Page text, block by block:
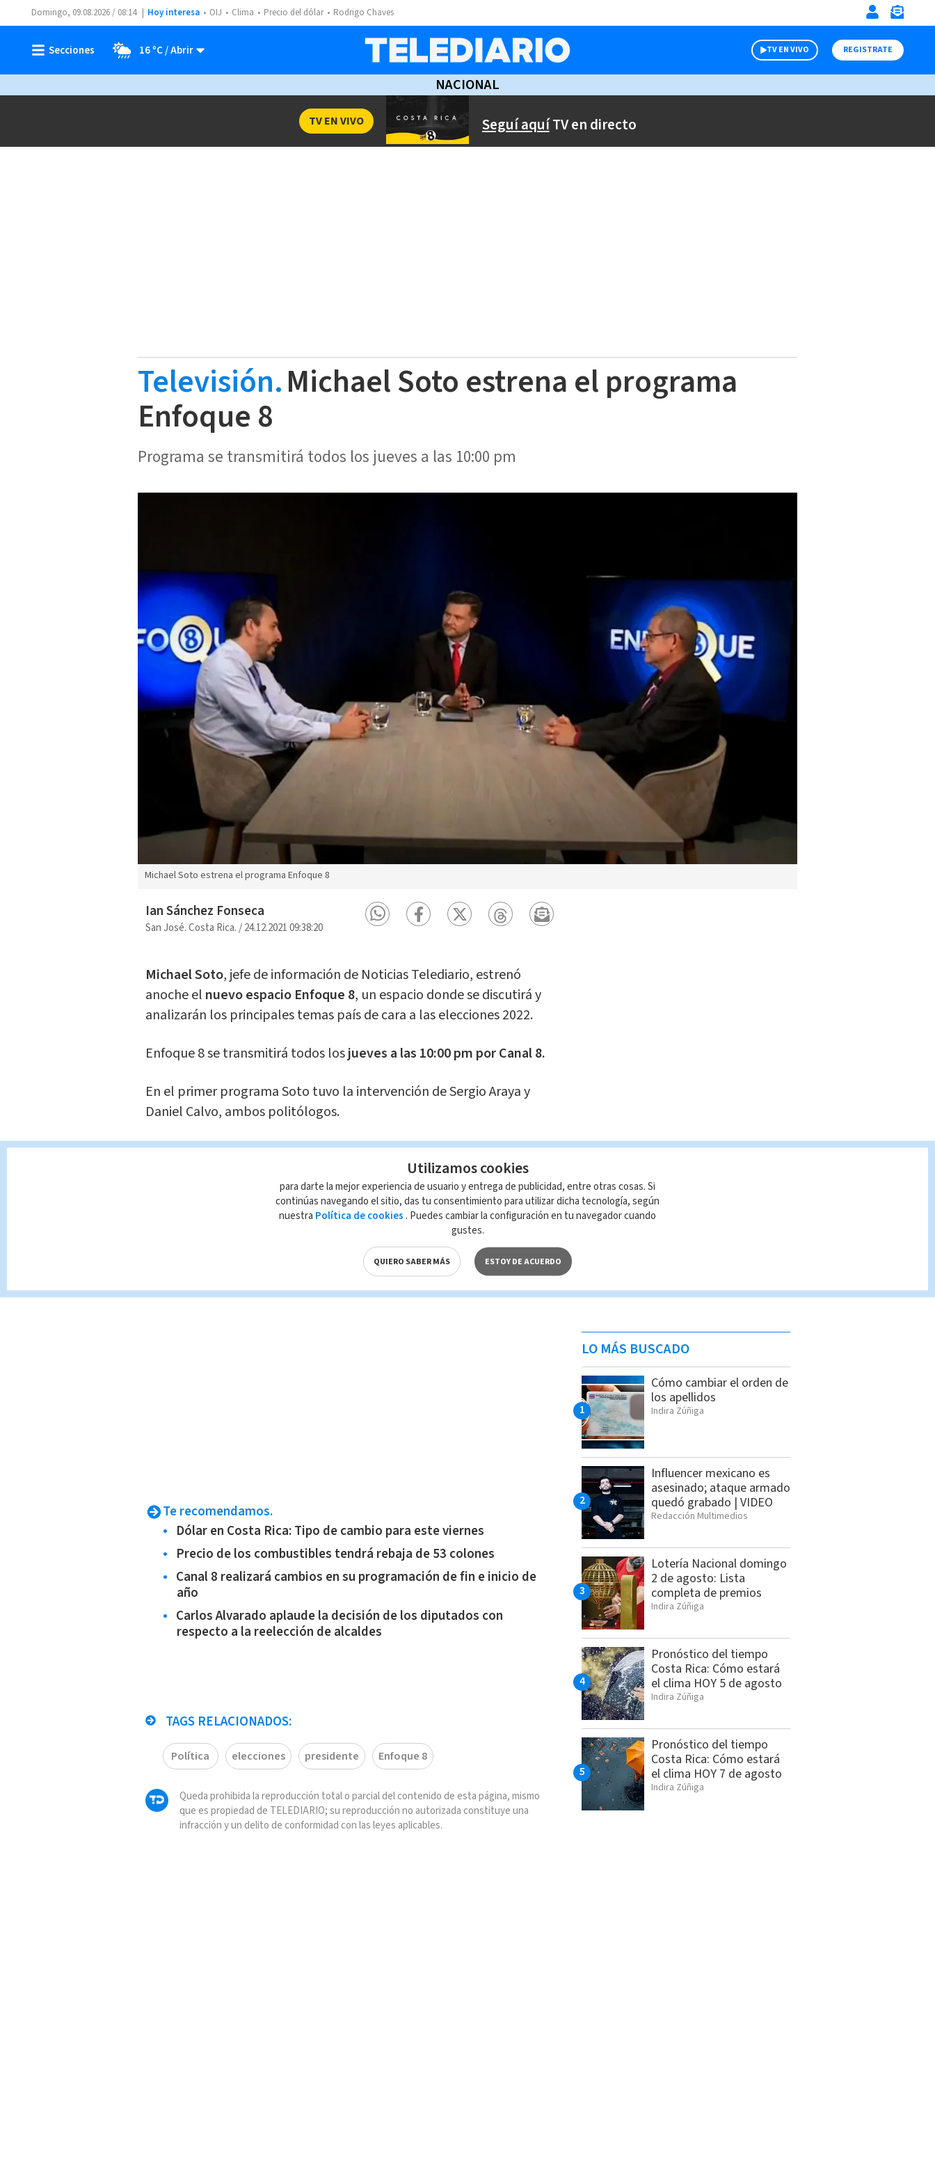
Domingo, 09.08.2026 / 08:14 Hoy interesa OIJ Clima Precio del dólar Rodrigo Chaves
16 ºC TV EN VIVO REGISTRATE
NACIONAL
Seguí aquíTV en directo
TV EN VIVO
Televisión.Michael Soto estrena el programa
Enfoque 8
Programa se transmitirá todos los jueves a las 10:00 pm
Michael Soto estrena el programa Enfoque 8
Ian Sánchez Fonseca
San José. Costa Rica./24.12.2021 09:38:20
Michael Soto, jefe de información de Noticias Telediario, estrenó
anoche el nuevo espacio Enfoque 8, un espacio donde se discutirá y
analizarán los principales temas país de cara a las elecciones 2022.
Enfoque 8 se transmitirá todos losjueves a las 10:00 pm por Canal 8.
En el primer programa Soto tuvo la intervención de Sergio Araya y
Daniel Calvo, ambos politólogos.
Para ver este primer programa completo,haga clicken la ventana
Te recomendamos.
Dólar en Costa Rica: Tipo de cambio para este viernes
Precio de los combustibles tendrá rebaja de 53 colones
Canal 8 realizará cambios en su programación de fin e inicio de
año
Carlos Alvarado aplaude la decisión de los diputados con
respecto a la reelección de alcaldes
TAGS RELACIONADOS:
Política elecciones presidente Enfoque 8
Queda prohibida la reproducción total o parcial del contenido de esta página, mismo
que es propiedad de TELEDIARIO; su reproducción no autorizada constituye una
infracción y un delito de conformidad con las leyes aplicables.
LO MÁS BUSCADO
Cómo cambiar el orden de
los apellidos
Indira Zúñiga
Influencer mexicano es
asesinado; ataque armado
quedó grabado | VIDEO
Redacción Multimedios
Lotería Nacional domingo
2 de agosto: Lista
completa de premios
Indira Zúñiga
Pronóstico del tiempo
Costa Rica: Cómo estará
el clima HOY 5 de agosto
Indira Zúñiga
Pronóstico del tiempo
Costa Rica: Cómo estará
el clima HOY 7 de agosto
Indira Zúñiga
Utilizamos cookies
para darte la mejor experiencia de usuario y entrega de publicidad, entre otras cosas. Si
continúas navegando el sitio, das tu consentimiento para utilizar dicha tecnología, según
nuestra Política de cookies . Puedes cambiar la configuración en tu navegador cuando
gustes.
QUIERO SABER MÁS ESTOY DE ACUERDO